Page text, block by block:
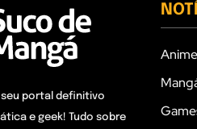
seu portal definitivo
e geek! Tudo sobre
Anime